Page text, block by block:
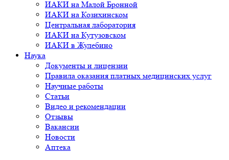
ИАКИ на Малой Бронной
ИАКИ на Козихинском
Центральная лаборатория
ИАКИ на Кутузовском
ИАКИ в Жулебино
Наука
Документы и лицензии
Правила оказания платных медицинских услуг
Научные работы
Статьи
Видео и рекомендации
Отзывы
Вакансии
Новости
Аптека